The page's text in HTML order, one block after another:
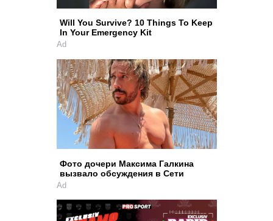
Will You Survive? 10 Things To Keep
In Your Emergency Kit
Ad
Фото дочери Максима Галкина
вызвало обсуждения в Сети
Ad